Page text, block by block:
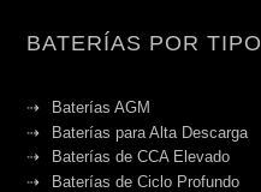
BATERÍAS POR TIPO
Baterías AGM
Baterías para Alta Descarga
Baterías de CCA Elevado
Baterías de Ciclo Profundo